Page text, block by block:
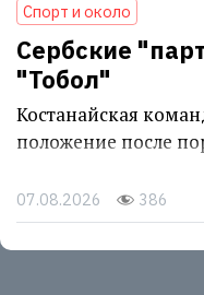
Спорт и около
Сербские
"Тобол"
Костанайская
положение после
07.08.2026 386